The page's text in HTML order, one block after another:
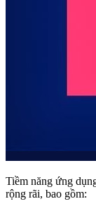
Tiềm năng ứng
rộng rãi, bao gồm: